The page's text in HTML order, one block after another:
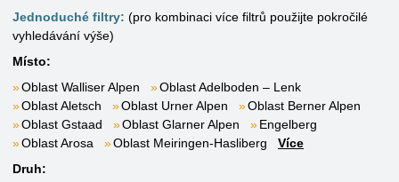
Jednoduché filtry: (pro kombinaci více filtrů použijte pokročilé
vyhledávání výše)
Místo:
Oblast Walliser Alpen
Oblast Adelboden – Lenk
Oblast Aletsch
Oblast Urner Alpen
Oblast Berner Alpen
Oblast Gstaad
Oblast Glarner Alpen
Engelberg
Oblast Arosa
Oblast Meiringen-Hasliberg
Více
Druh: